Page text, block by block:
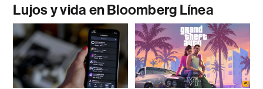
Lujos y vida en Bloomberg Línea